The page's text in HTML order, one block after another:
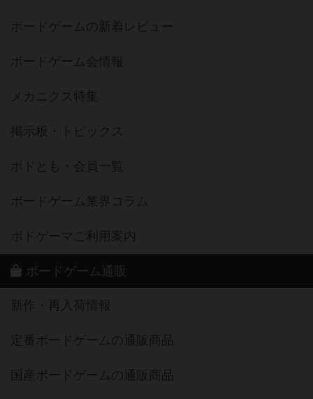
ボードゲームの新着レビュー
ボードゲーム会情報
メカニクス特集
掲示板・トピックス
ボドとも・会員一覧
ボードゲーム業界コラム
ボドゲーマご利用案内
ボードゲーム通販
新作・再入荷情報
定番ボードゲームの通販商品
国産ボードゲームの通販商品